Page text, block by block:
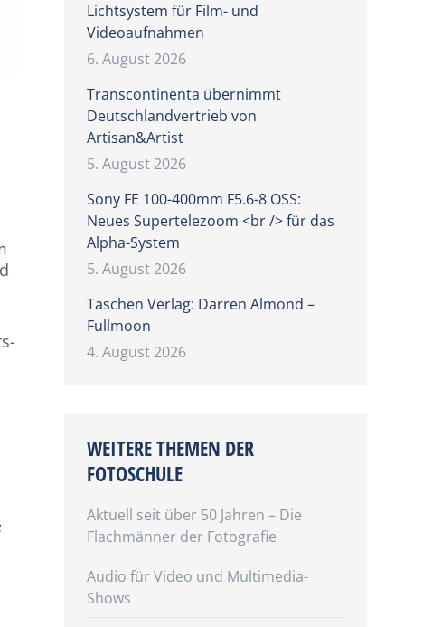
Lichtsystem für Film- und
Videoaufnahmen
6. August 2026
Transcontinenta übernimmt
Deutschlandvertrieb von
Artisan&Artist
5. August 2026
Sony FE 100-400mm F5.6-8 OSS:
Neues Supertelezoom <br /> für das
Alpha-System
5. August 2026
Taschen Verlag: Darren Almond –
Fullmoon
4. August 2026
WEITERE THEMEN DER
FOTOSCHULE
Aktuell seit über 50 Jahren – Die
Flachmänner der Fotografie
Audio für Video und Multimedia-
Shows